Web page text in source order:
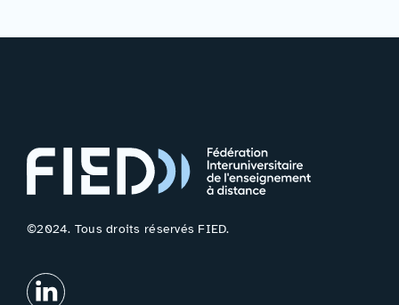
©2024. Tous droits réservés FIED.